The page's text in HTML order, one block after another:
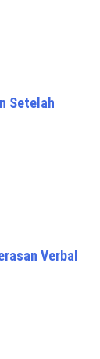
Setelah
Verbal